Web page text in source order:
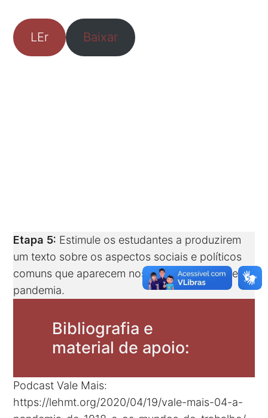
LEr Baixar
Etapa 5: Estimule os estudantes a produzirem
um texto sobre os aspectos sociais e políticos
comuns que aparecem nos dois contextos de
pandemia.
Bibliografia e
material de apoio:
Podcast Vale Mais:
https://lehmt.org/2020/04/19/vale-mais-04-a-